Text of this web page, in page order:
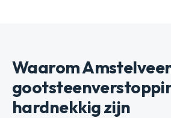
Waarom
hardnekkig zijn